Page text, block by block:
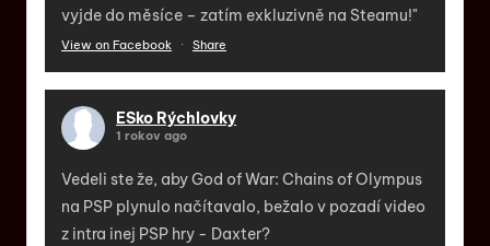
vyjde do měsíce – zatím exkluzivně na Steamu!"
View on Facebook · Share
ESko Rýchlovky
1 rokov ago
Vedeli ste že, aby God of War: Chains of Olympus
na PSP plynulo načítavalo, bežalo v pozadí video
z intra inej PSP hry - Daxter?